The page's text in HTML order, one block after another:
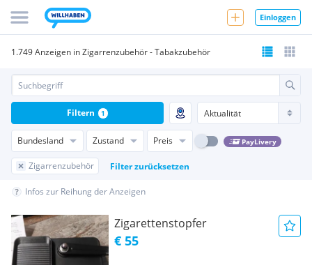
Einloggen
1.749 Anzeigen in Zigarrenzubehör - Tabakzubehör
Bundesland Zustand Preis PayLivery
Zigarrenzubehör Filter zurücksetzen
Filtern 1
Infos zur Reihung der Anzeigen
Zigarettenstopfer
€ 55